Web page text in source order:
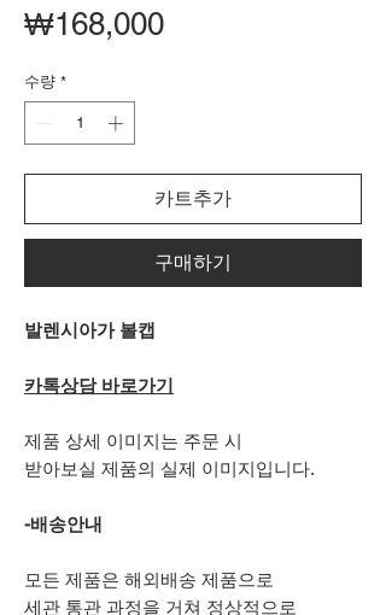
₩168,000가
수량 *
카트추가
구매하기
발렌시아가 볼캡
카톡상담 바로가기
제품 상세 이미지는 주문 시
받아보실 제품의 실제 이미지입니다.
-배송안내
모든 제품은 해외배송 제품으로
세관 통관 과정을 거쳐 정상적으로